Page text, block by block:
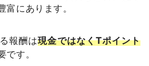
富にあります。
報酬は現金ではなくTポイント
です。